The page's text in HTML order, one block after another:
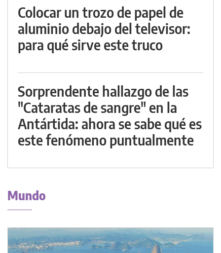
Colocar un trozo de papel de
aluminio debajo del televisor:
para qué sirve este truco
Sorprendente hallazgo de las
"Cataratas de sangre" en la
Antártida: ahora se sabe qué es
este fenómeno puntualmente
Mundo